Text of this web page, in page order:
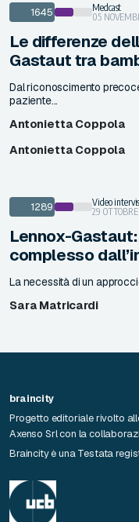
1645
Medcast
05
Le differenze
Gastaut tra
Dal riconoscimento
paziente...
Antonietta Coppola
Antonietta Coppola
1289
Video
29
Lennox-
complesso
La necessità di un
Sara Matricardi
braincity
Progetto editoriale rivolto
Axenso Srl con la
Braincity è una Testata